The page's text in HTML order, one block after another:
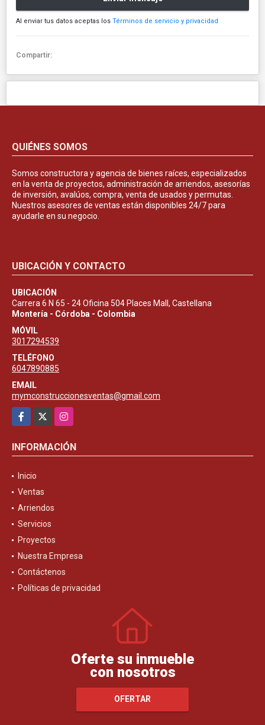
Al enviar tus datos aceptas los Términos de servicio y privacidad
Compartir:
QUIÉNES SOMOS
Somos constructora y agencia de bienes raíces, especializados
en la venta de proyectos, administración de arriendos, asesorías
de inversión, avalúos, compra, venta de usados y permutas.
Nuestros asesores de ventas están disponibles 24/7 para
ayudarle en su negocio.
UBICACIÓN Y CONTACTO
UBICACIÓN
Carrera 6 N 65 - 24 Oficina 504 Places Mall, Castellana
Montería - Córdoba - Colombia
MÓVIL
3017294539
TELÉFONO
6047890885
EMAIL
mymconstruccionesventas@gmail.com
Facebook
Instagram
INFORMACIÓN
Inicio
Ventas
Arriendos
Servicios
Proyectos
Nuestra Empresa
Contáctenos
Políticas de privacidad
Oferte su inmueble
con nosotros
OFERTAR